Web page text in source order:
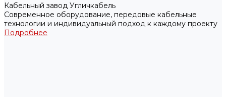
Кабельный завод Угличкабель
Современное оборудование, передовые кабельные
технологии и индивидуальный подход к каждому проекту
Подробнее